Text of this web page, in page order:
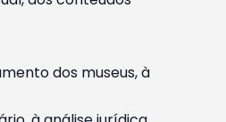
dos museus, à